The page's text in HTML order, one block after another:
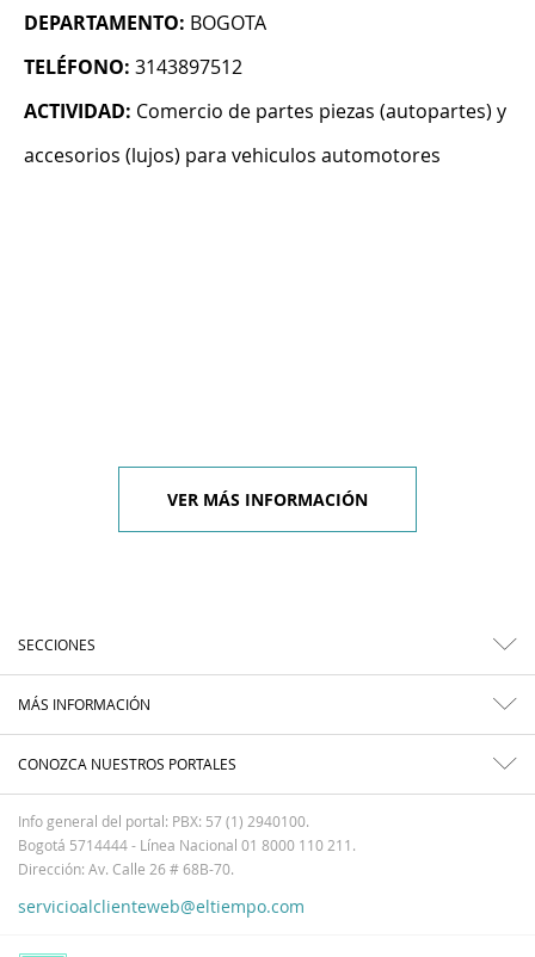
DEPARTAMENTO: BOGOTA
TELÉFONO: 3143897512
ACTIVIDAD: Comercio de partes piezas (autopartes) y
accesorios (lujos) para vehiculos automotores
VER MÁS INFORMACIÓN
SECCIONES
MÁS INFORMACIÓN
CONOZCA NUESTROS PORTALES
Info general del portal: PBX: 57 (1) 2940100.
Bogotá 5714444 - Línea Nacional 01 8000 110 211.
Dirección: Av. Calle 26 # 68B-70.
servicioalclienteweb@eltiempo.com